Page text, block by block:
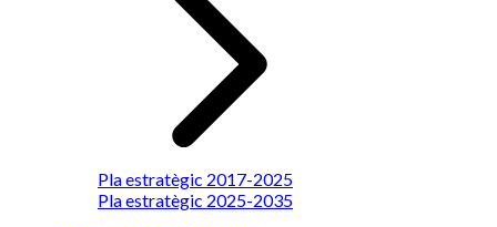
Pla estratègic 2017-2025
Pla estratègic 2025-2035